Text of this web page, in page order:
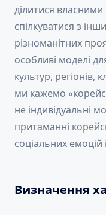
ділитися
спілкуватися з
різноманітних
особливі моделі
культур, регіонів,
ми кажемо
не індивідуальні
притаманні
соціальних емоцій
Визначення